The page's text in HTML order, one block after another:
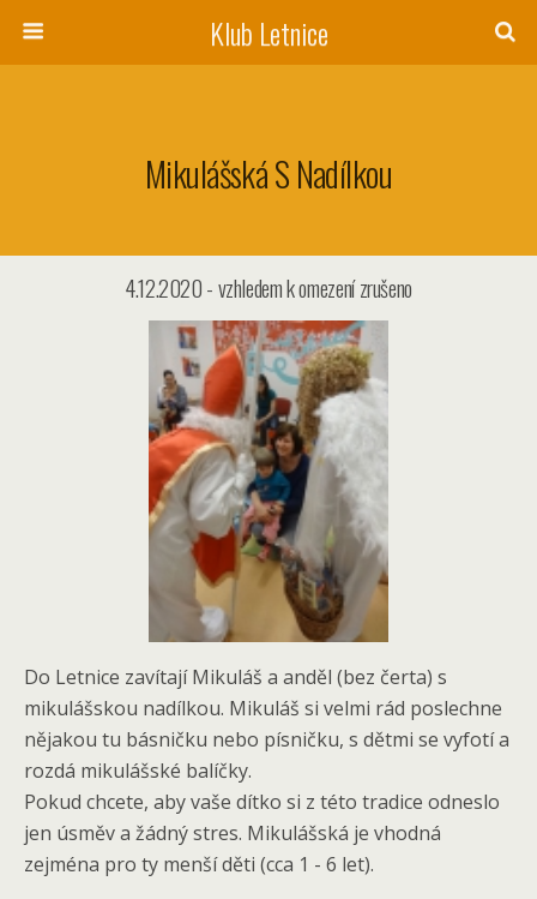
Klub Letnice
Mikulášská S Nadílkou
4.12.2020 - vzhledem k omezení zrušeno
Do Letnice zavítají Mikuláš a anděl (bez čerta) s
mikulášskou nadílkou. Mikuláš si velmi rád poslechne
nějakou tu básničku nebo písničku, s dětmi se vyfotí a
rozdá mikulášské balíčky.
Pokud chcete, aby vaše dítko si z této tradice odneslo
jen úsměv a žádný stres. Mikulášská je vhodná
zejména pro ty menší děti (cca 1 - 6 let).